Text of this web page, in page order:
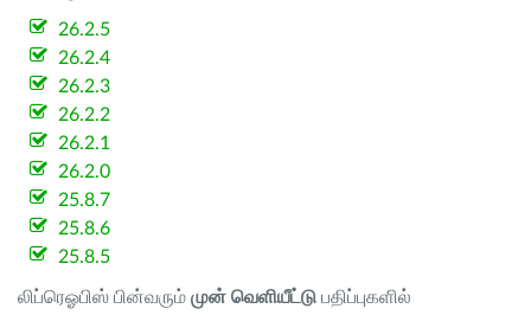
26.2.5
26.2.4
26.2.3
26.2.2
26.2.1
26.2.0
25.8.7
25.8.6
25.8.5
லிப்ரெஓபிஸ் பின்வரும் முன் வெளியீட்டு பதிப்புகளில்